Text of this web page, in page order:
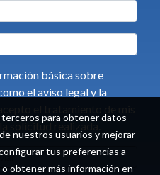
solicitud realizada.
para obtener datos
nuestros usuarios y mejorar
tus preferencias a
obtener más información en